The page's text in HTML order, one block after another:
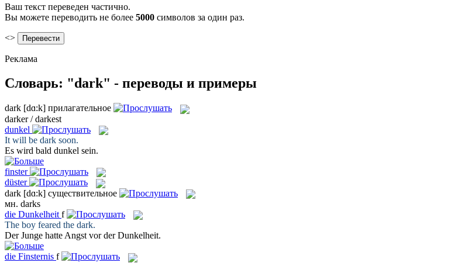
Ваш текст переведен частично.
Вы можете переводить не более 5000 символов за один раз.
<>
Реклама
Словарь: "dark" - переводы и примеры
dark [dɑ:k] прилагательное
darker / darkest
dunkel
It will be dark soon.
Es wird bald dunkel sein.
finster
düster
dark [dɑ:k] существительное
мн. darks
die Dunkelheit f
The boy feared the dark.
Der Junge hatte Angst vor derDunkelheit.
die Finsternis f